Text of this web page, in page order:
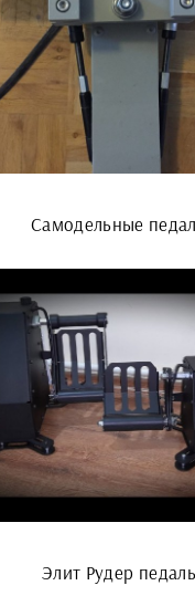
Самодельные
Элит Рудер педаль